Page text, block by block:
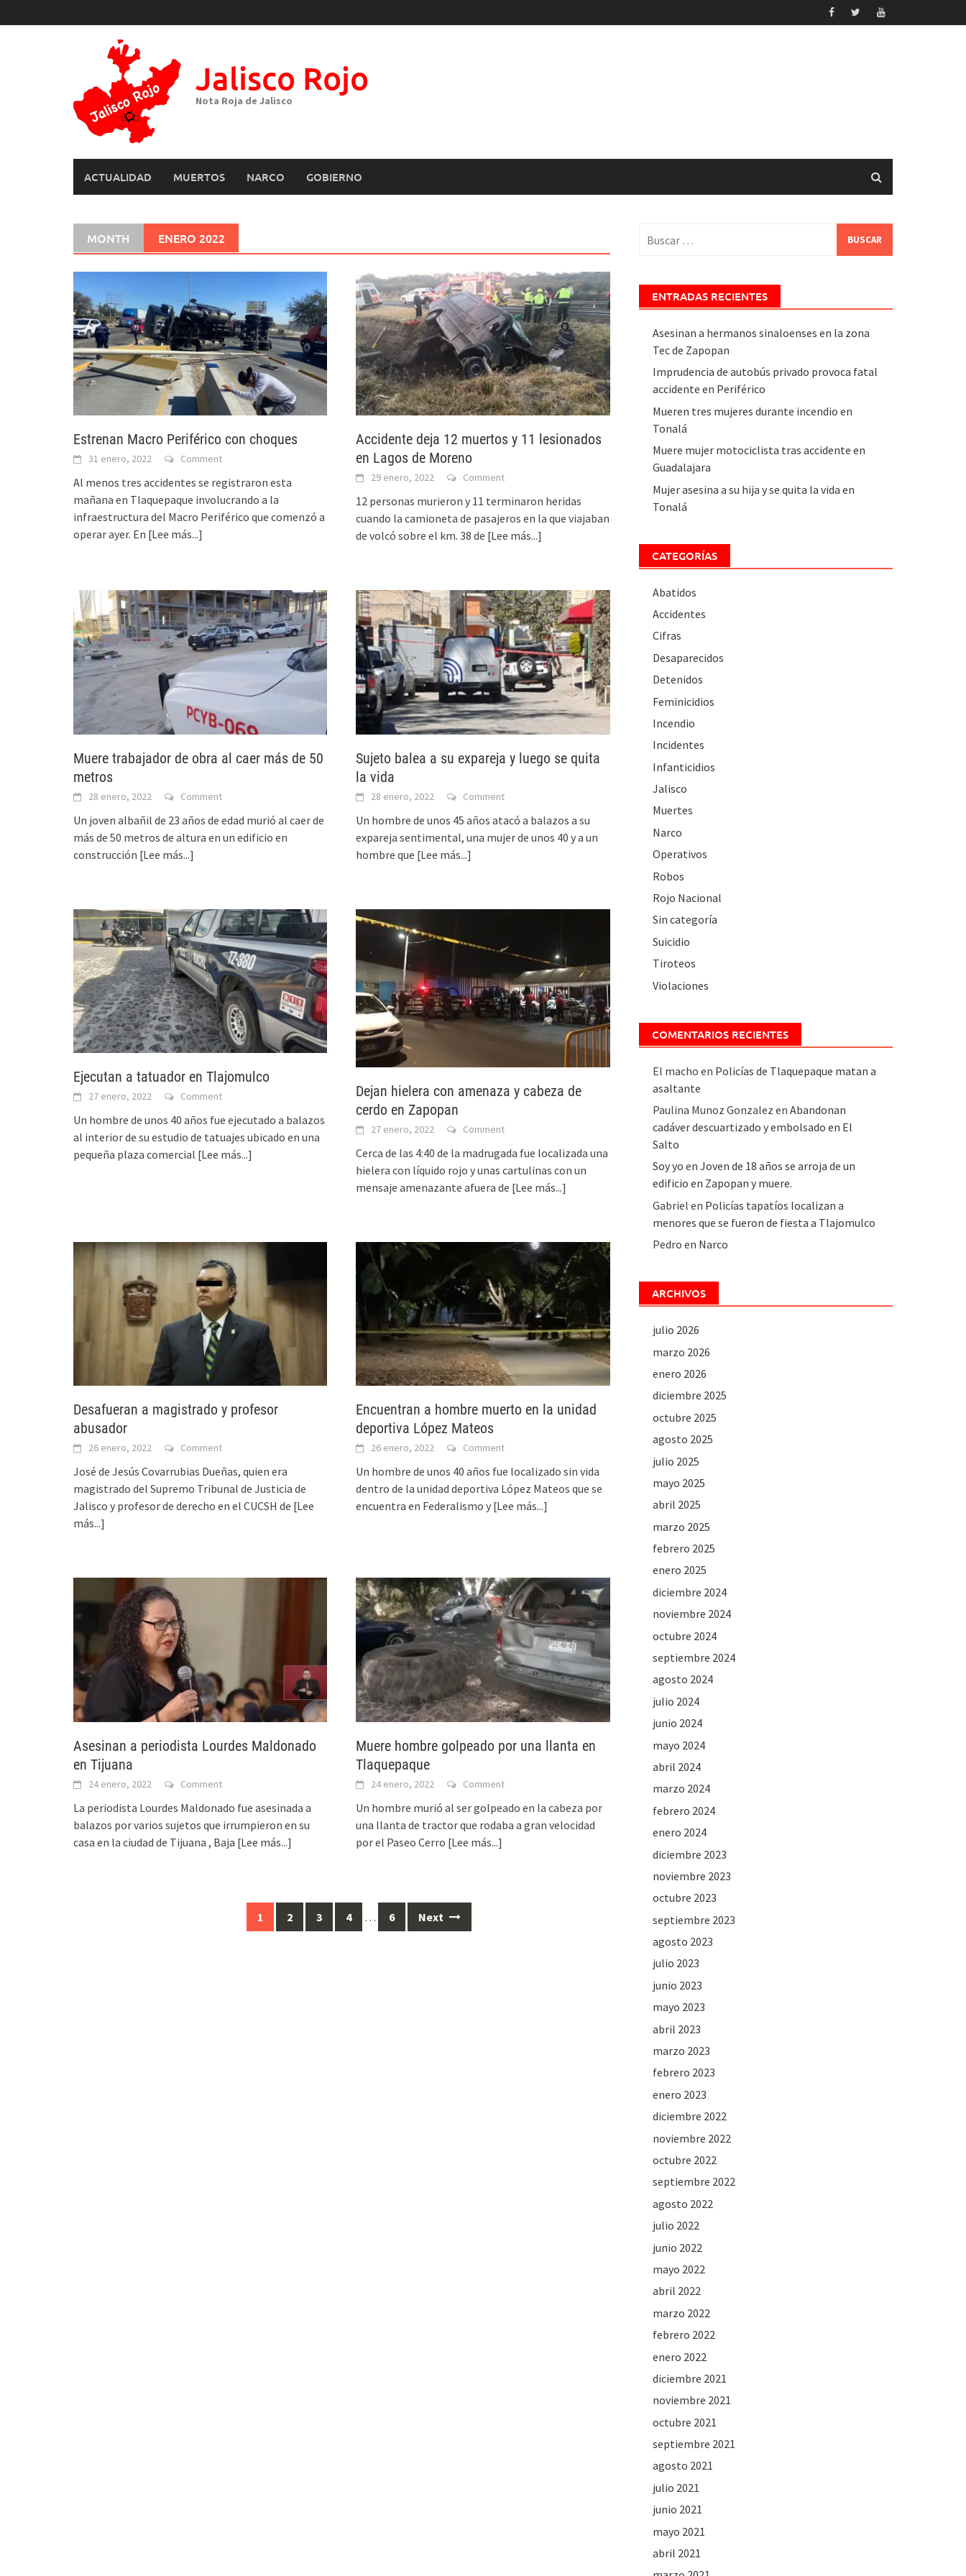
to
Jalisco Rojo
Nota Roja de Jalisco
ACTUALIDAD MUERTOS NARCO GOBIERNO
MONTH ENERO 2022
Estrenan Macro Periférico con choques
31 enero, 2022 Comment
Al menos tres accidentes se registraron esta
mañana en Tlaquepaque involucrando a la
infraestructura del Macro Periférico que comenzó a
operar ayer. En [Lee más...]
Accidente deja 12 muertos y 11 lesionados
en Lagos de Moreno
29 enero, 2022 Comment
12 personas murieron y 11 terminaron heridas
cuando la camioneta de pasajeros en la que viajaban
de volcó sobre el km. 38 de [Lee más...]
Muere trabajador de obra al caer más de 50
metros
28 enero, 2022 Comment
Un joven albañil de 23 años de edad murió al caer de
más de 50 metros de altura en un edificio en
construcción [Lee más...]
Sujeto balea a su expareja y luego se quita
la vida
28 enero, 2022 Comment
Un hombre de unos 45 años atacó a balazos a su
expareja sentimental, una mujer de unos 40 y a un
hombre que [Lee más...]
Ejecutan a tatuador en Tlajomulco
27 enero, 2022 Comment
Un hombre de unos 40 años fue ejecutado a balazos
al interior de su estudio de tatuajes ubicado en una
pequeña plaza comercial [Lee más...]
Dejan hielera con amenaza y cabeza de
cerdo en Zapopan
27 enero, 2022 Comment
Cerca de las 4:40 de la madrugada fue localizada una
hielera con líquido rojo y unas cartulinas con un
mensaje amenazante afuera de [Lee más...]
Desafueran a magistrado y profesor
abusador
26 enero, 2022 Comment
José de Jesús Covarrubias Dueñas, quien era
magistrado del Supremo Tribunal de Justicia de
Jalisco y profesor de derecho en el CUCSH de [Lee
más...]
Encuentran a hombre muerto en la unidad
deportiva López Mateos
26 enero, 2022 Comment
Un hombre de unos 40 años fue localizado sin vida
dentro de la unidad deportiva López Mateos que se
encuentra en Federalismo y [Lee más...]
Asesinan a periodista Lourdes Maldonado
en Tijuana
24 enero, 2022 Comment
La periodista Lourdes Maldonado fue asesinada a
balazos por varios sujetos que irrumpieron en su
casa en la ciudad de Tijuana , Baja [Lee más...]
Muere hombre golpeado por una llanta en
Tlaquepaque
24 enero, 2022 Comment
Un hombre murió al ser golpeado en la cabeza por
una llanta de tractor que rodaba a gran velocidad
por el Paseo Cerro [Lee más...]
1 2 3 4 … 6 Next
ENTRADAS RECIENTES
Asesinan a hermanos sinaloenses en la zona
Tec de Zapopan
Imprudencia de autobús privado provoca fatal
accidente en Periférico
Mueren tres mujeres durante incendio en
Tonalá
Muere mujer motociclista tras accidente en
Guadalajara
Mujer asesina a su hija y se quita la vida en
Tonalá
CATEGORÍAS
Abatidos
Accidentes
Cifras
Desaparecidos
Detenidos
Feminicidios
Incendio
Incidentes
Infanticidios
Jalisco
Muertes
Narco
Operativos
Robos
Rojo Nacional
Sin categoría
Suicidio
Tiroteos
Violaciones
COMENTARIOS RECIENTES
El macho en Policías de Tlaquepaque matan a
asaltante
Paulina Munoz Gonzalez en Abandonan
cadáver descuartizado y embolsado en El
Salto
Soy yo en Joven de 18 años se arroja de un
edificio en Zapopan y muere.
Gabriel en Policías tapatíos localizan a
menores que se fueron de fiesta a Tlajomulco
Pedro en Narco
ARCHIVOS
julio 2026
marzo 2026
enero 2026
diciembre 2025
octubre 2025
agosto 2025
julio 2025
mayo 2025
abril 2025
marzo 2025
febrero 2025
enero 2025
diciembre 2024
noviembre 2024
octubre 2024
septiembre 2024
agosto 2024
julio 2024
junio 2024
mayo 2024
abril 2024
marzo 2024
febrero 2024
enero 2024
diciembre 2023
noviembre 2023
octubre 2023
septiembre 2023
agosto 2023
julio 2023
junio 2023
mayo 2023
abril 2023
marzo 2023
febrero 2023
enero 2023
diciembre 2022
noviembre 2022
octubre 2022
septiembre 2022
agosto 2022
julio 2022
junio 2022
mayo 2022
abril 2022
marzo 2022
febrero 2022
enero 2022
diciembre 2021
noviembre 2021
octubre 2021
septiembre 2021
agosto 2021
julio 2021
junio 2021
mayo 2021
abril 2021